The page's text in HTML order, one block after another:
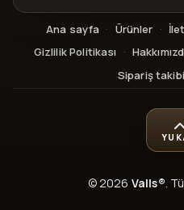
Ana sayfa · Ürünler ·
Gizlilik Politikası
·
Sipariş takibi
© 2026 Valls®.